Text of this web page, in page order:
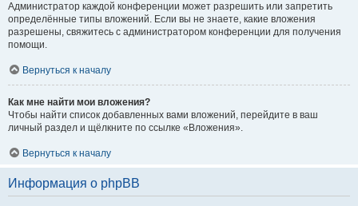
Администратор каждой конференции может разрешить или запретить
определённые типы вложений. Если вы не знаете, какие вложения
разрешены, свяжитесь с администратором конференции для получения
помощи.
Вернуться к началу
Как мне найти мои вложения?
Чтобы найти список добавленных вами вложений, перейдите в ваш
личный раздел и щёлкните по ссылке «Вложения».
Вернуться к началу
Информация о phpBB